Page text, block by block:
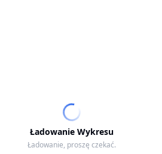
Ładowanie Wykresu
Ładowanie, proszę czekać.